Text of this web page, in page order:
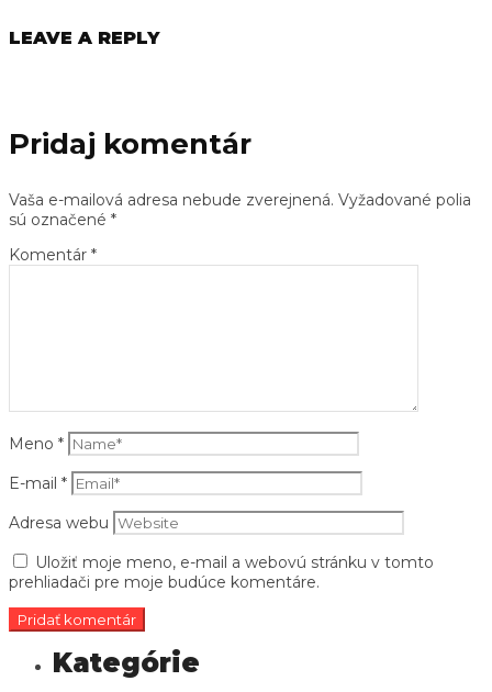
LEAVE A REPLY
Pridaj komentár
Vaša e-mailová adresa nebude zverejnená. Vyžadované polia
sú označené *
Komentár *
Meno *
E-mail *
Adresa webu
Uložiť moje meno, e-mail a webovú stránku v tomto
prehliadači pre moje budúce komentáre.